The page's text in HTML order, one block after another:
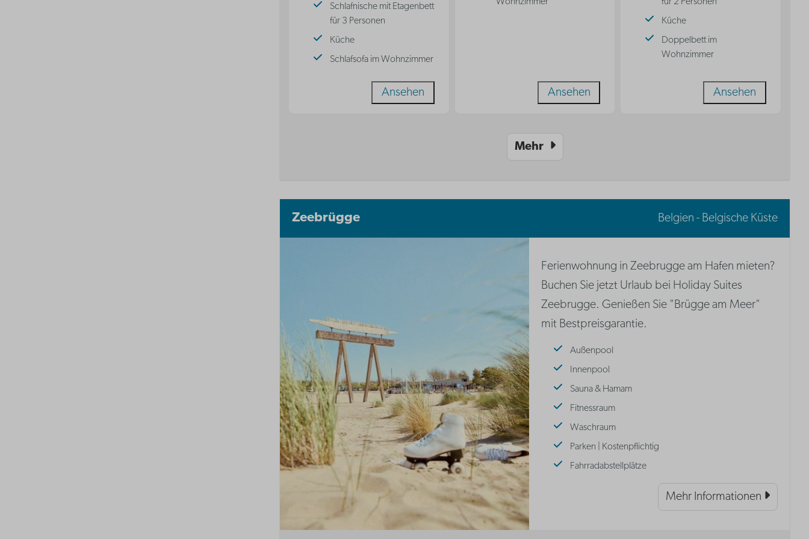
Schlafnische mit Etagenbett
für 3 Personen
Küche
Schlafsofa im Wohnzimmer
Ansehen Ansehen
Küche
Doppelbett im
Wohnzimmer
Ansehen
Mehr
Zeebrügge Belgien - Belgische Küste
Ferienwohnung in Zeebrugge am Hafen mieten?
Buchen Sie jetzt Urlaub bei Holiday Suites
Zeebrugge. Genießen Sie "Brügge am Meer"
mit Bestpreisgarantie.
Außenpool
Innenpool
Sauna & Hamam
Fitnessraum
Waschraum
Parken | Kostenpflichtig
Fahrradabstellplätze
Mehr Informationen